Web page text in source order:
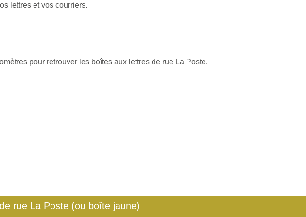
lettres et vos courriers.
pour retrouver les boîtes aux lettres de rue La Poste.
rue La Poste (ou boîte jaune)